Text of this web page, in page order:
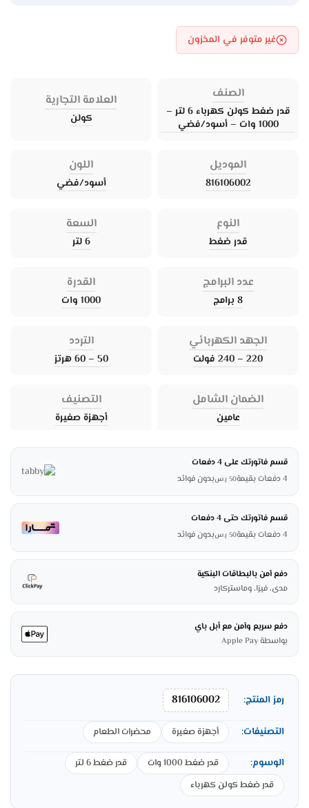
غير متوفر في المخزون
الصنف
قدر ضغط كولن كهرباء 6 لتر –
1000 وات – أسود/فضي
العلامة التجارية
كولن
الموديل
816106002
اللون
أسود/فضي
النوع
قدر ضغط
السعة
6 لتر
عدد البرامج
8 برامج
القدرة
1000 وات
الجهد الكهربائي
220 – 240 فولت
التردد
50 – 60 هرتز
الضمان الشامل
عامين
التصنيف
أجهزة صغيرة
قسم فاتورتك على 4 دفعات
4 دفعات بقيمة
50 ر.سبدون فوائد
قسم فاتورتك حتى 4 دفعات
4 دفعات بقيمة
50 ر.سبدون فوائد
دفع آمن بالبطاقات البنكية
مدى، فيزا، وماستركارد
دفع سريع وآمن مع أبل باي
بواسطة Apple Pay
رمز المنتج: 816106002
التصنيفات: أجهزة صغيرة محضرات الطعام
الوسوم: قدر ضغط 1000 وات
قدر ضغط 6 لتر
قدر ضغط كولن كهرباء